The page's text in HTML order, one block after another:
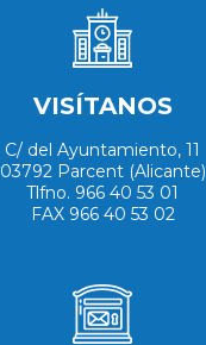
VISÍTANOS
C/ del Ayuntamiento, 11
03792 Parcent (Alicante)
Tlfno. 966 40 53 01
FAX 966 40 53 02